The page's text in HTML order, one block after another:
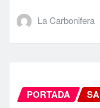
La Carbonifera
PORTADA